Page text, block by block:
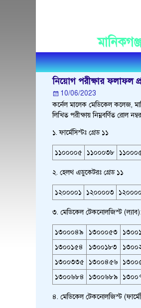
নিয়োগ পরীক্ষার ফলাফল
10/06/2023
কর্নেল মালেক মেডিকেল কলেজ,
লিখিত পরীক্ষায় নিম্নবর্ণিত রোল
১. ফার্মেসিস্টঃ গ্রেড ১১
১১০০০০৫ ১১০০০৩৮
২. হেলথ এডুকেটরঃ গ্রেড ১১
১২০০০০১ ১২০০০০৩
৩. মেডিকেল টেকনোলজিস্ট
১৩০০০৪৯ ১৩০০০৫৩
১৩০০১৫৪
১৩০০১৮৩
১৩০০৩৩৫
১৩০০৪৫৬
১৩০০৬৮৪
১৩০০৬৮৯
৪. মেডিকেল টেকনোলজিস্ট